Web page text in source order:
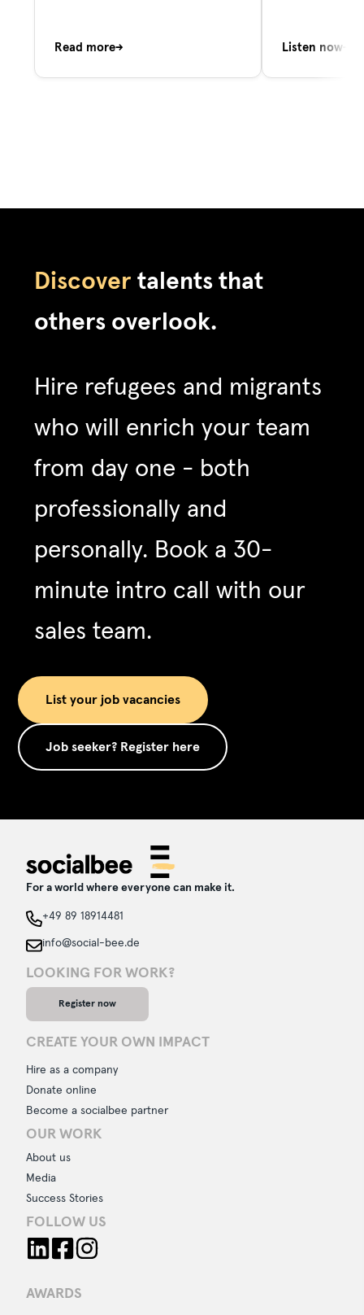
Read more→ Listen now
Discover talents that
others overlook.
Hire refugees and migrants
who will enrich your team
from day one - both
professionally and
personally. Book a 30-
minute intro call with our
sales team.
List your job vacancies
Job seeker? Register here
For a world where everyone can make it.
+49 89 18914481
info@social-bee.de
LOOKING FOR WORK?
Register now
CREATE YOUR OWN IMPACT
Hire as a company
Donate online
Become a socialbee partner
OUR WORK
About us
Media
Success Stories
FOLLOW US
AWARDS